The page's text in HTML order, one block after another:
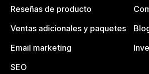
Reseñas de producto
Ventas adicionales y paquetes
Email marketing
SEO